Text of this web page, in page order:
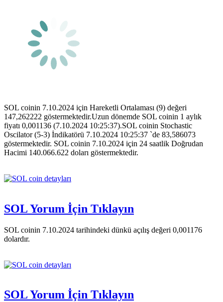
SOL coinin 7.10.2024 için Hareketli Ortalaması (9) değeri
147,262222 göstermektedir.Uzun dönemde SOL coinin 1 aylık
fiyatı 0,001136 (7.10.2024 10:25:37).SOL coinin Stochastic
Oscilator (5-3) İndikatörü 7.10.2024 10:25:37 `de 83,586073
göstermektedir. SOL coinin 7.10.2024 için 24 saatlik Doğrudan
Hacimi 140.066.622 doları göstermektedir.
SOL Yorum İçin Tıklayın
SOL coinin 7.10.2024 tarihindeki dünkü açılış değeri 0,001176
dolardır.
SOL Yorum İçin Tıklayın